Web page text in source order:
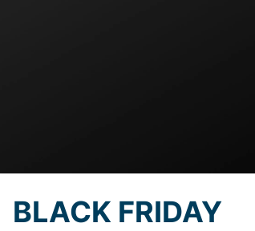
BLACK FRIDAY